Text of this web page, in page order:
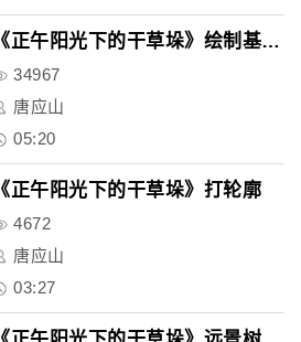
《正午阳光下的干草垛》绘制基本..
34967
唐应山
05:20
《正午阳光下的干草垛》打轮廓
4672
唐应山
03:27